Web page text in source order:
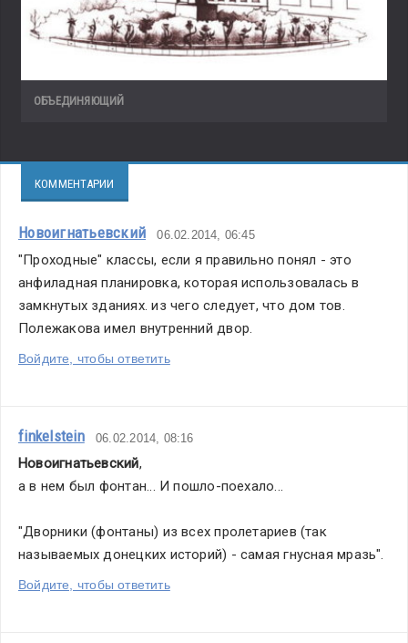
ОБЪЕДИНЯЮЩИЙ
КОММЕНТАРИИ
Новоигнатьевский 06.02.2014, 06:45
"Проходные" классы, если я правильно понял - это
анфиладная планировка, которая использовалась в
замкнутых зданиях. из чего следует, что дом тов.
Полежакова имел внутренний двор.
Войдите, чтобы ответить
finkelstein 06.02.2014, 08:16
Новоигнатьевский,
а в нем был фонтан... И пошло-поехало...
"Дворники (фонтаны) из всех пролетариев (так
называемых донецких историй) - самая гнусная мразь".
Войдите, чтобы ответить